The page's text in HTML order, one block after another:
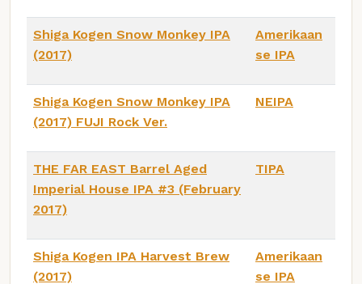
Shiga Kogen Snow Monkey IPA
(2017)
Amerikaan
se IPA
Shiga Kogen Snow Monkey IPA
(2017) FUJI Rock Ver.
NEIPA
THE FAR EAST Barrel Aged
Imperial House IPA #3 (February
2017)
TIPA
Shiga Kogen IPA Harvest Brew
(2017)
Amerikaan
se IPA